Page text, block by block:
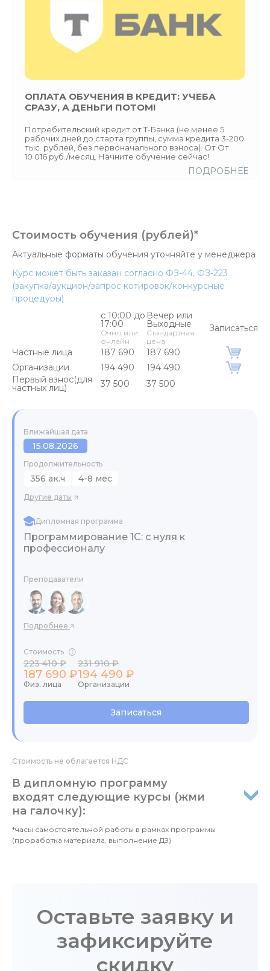
ОПЛАТА ОБУЧЕНИЯ В КРЕДИТ: УЧЕБА
СРАЗУ, А ДЕНЬГИ ПОТОМ!
Потребительский кредит от Т-Банка (не менее 5
рабочих дней до старта группы, сумма кредита 3-200
тыс. рублей, без первоначального взноса). От От
10 016 руб./месяц. Начните обучение сейчас!
ПОДРОБНЕЕ
Стоимость обучения (рублей)*
Актуальные форматы обучения уточняйте у менеджера
Курс может быть заказан согласно ФЗ-44, ФЗ-223
(закупка/аукцион/запрос котировок/конкурсные
процедуры)
с 10:00 до
17:00
Очно или
онлайн
Вечер или
Выходные
Стандартная
цена
Записаться
Частные лица 187 690
187 690
Организации
194 490
194 490
Первый взнос(для
частных лиц) 37 500 37 500
Ближайшая дата
15.08.2026
Продолжительность
356 ак.ч 4-8 мес
Другие даты
Дипломная программа
Программирование 1С: с нуля к
профессионалу
Преподаватели
Подробнее
Стоимость
223 410 ₽
187 690 ₽
Физ. лица
231 910 ₽
194 490 ₽
Организации
Записаться
Стоимость не облагается НДС
В дипломную программу
входят следующие курсы (жми
на галочку):
*часы самостоятельной работы в рамках программы
(проработка материала, выполнение ДЗ)
Оставьте заявку и
зафиксируйте
скидку